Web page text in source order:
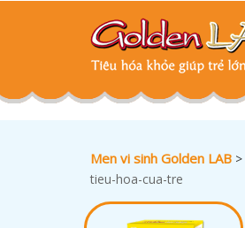
Men vi sinh Golden LAB >
tieu-hoa-cua-tre